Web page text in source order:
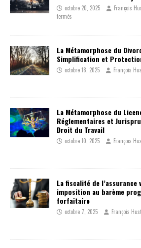
octobre 20, 2025 François
fermés
La Métamorphose du
Simplification et
octobre 18, 2025 François
La Métamorphose du
Réglementaires et
Droit du Travail
octobre 10, 2025 François
La fiscalité de
imposition au barème
forfaitaire
octobre 7, 2025 François